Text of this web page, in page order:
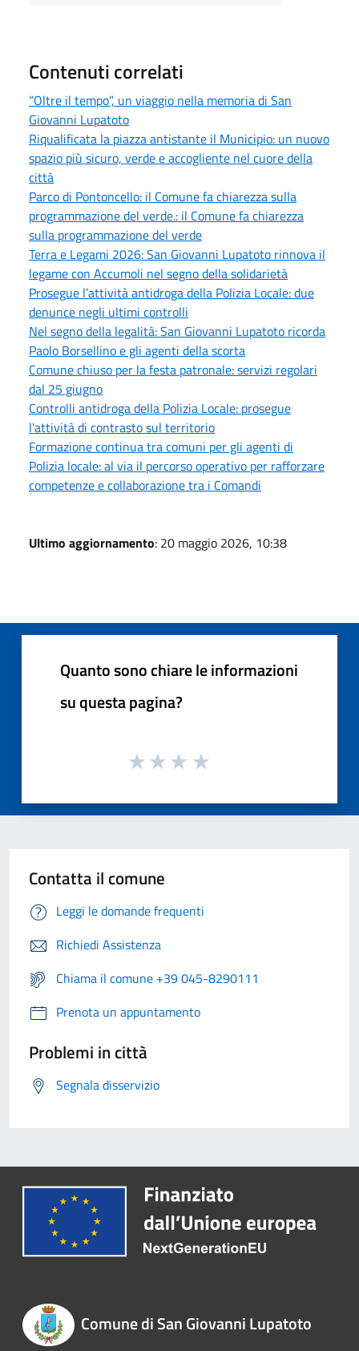
Contenuti correlati
“Oltre il tempo”, un viaggio nella memoria di San
Giovanni Lupatoto
Riqualificata la piazza antistante il Municipio: un nuovo
spazio più sicuro, verde e accogliente nel cuore della
città
Parco di Pontoncello: il Comune fa chiarezza sulla
programmazione del verde.: il Comune fa chiarezza
sulla programmazione del verde
Terra e Legami 2026: San Giovanni Lupatoto rinnova il
legame con Accumoli nel segno della solidarietà
Prosegue l’attività antidroga della Polizia Locale: due
denunce negli ultimi controlli
Nel segno della legalità: San Giovanni Lupatoto ricorda
Paolo Borsellino e gli agenti della scorta
Comune chiuso per la festa patronale: servizi regolari
dal 25 giugno
Controlli antidroga della Polizia Locale: prosegue
l'attività di contrasto sul territorio
Formazione continua tra comuni per gli agenti di
Polizia locale: al via il percorso operativo per rafforzare
competenze e collaborazione tra i Comandi
Ultimo aggiornamento: 20 maggio 2026, 10:38
Quanto sono chiare le informazioni
su questa pagina?
Contatta il comune
Leggi le domande frequenti
Richiedi Assistenza
Chiama il comune +39 045-8290111
Prenota un appuntamento
Problemi in città
Segnala disservizio
Comune di San Giovanni Lupatoto